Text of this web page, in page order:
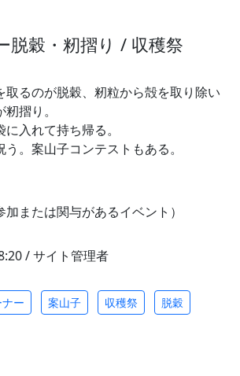
脱穀・籾摺り / 収穫祭
取るのが脱穀、籾粒から殻を取り除い
摺り。
入れて持ち帰る。
う。案山子コンテストもある。
加または関与があるイベント）
/ サイト管理者
ー 案山子 収穫祭 脱穀